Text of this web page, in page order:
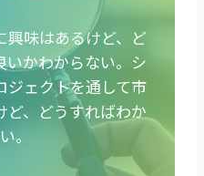
興味はあるけど、ど
いかわからない。シ
ジェクトを通して市
ど、どうすればわか
。